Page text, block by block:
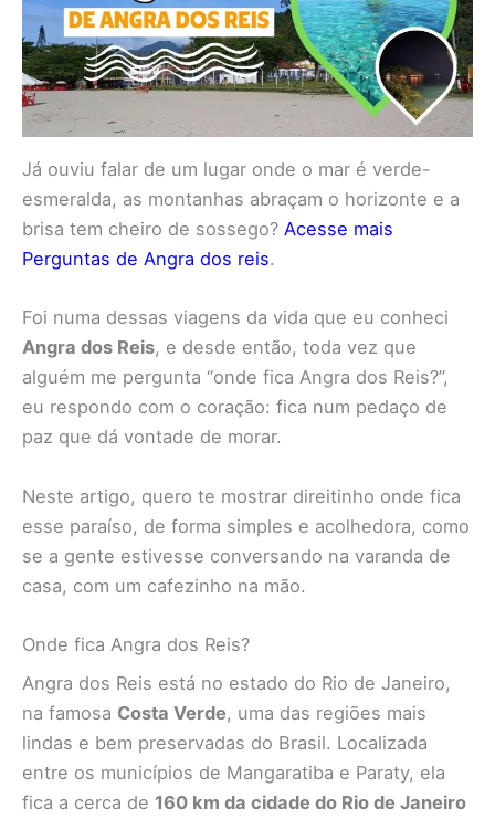
Já ouviu falar de um lugar onde o mar é verde-
esmeralda, as montanhas abraçam o horizonte e a
brisa tem cheiro de sossego? Acesse mais
Perguntas de Angra dos reis.
Foi numa dessas viagens da vida que eu conheci
Angra dos Reis, e desde então, toda vez que
alguém me pergunta “onde fica Angra dos Reis?”,
eu respondo com o coração: fica num pedaço de
paz que dá vontade de morar.
Neste artigo, quero te mostrar direitinho onde fica
esse paraíso, de forma simples e acolhedora, como
se a gente estivesse conversando na varanda de
casa, com um cafezinho na mão.
Onde fica Angra dos Reis?
Angra dos Reis está no estado do Rio de Janeiro,
na famosa Costa Verde, uma das regiões mais
lindas e bem preservadas do Brasil. Localizada
entre os municípios de Mangaratiba e Paraty, ela
fica a cerca de 160 km da cidade do Rio de Janeiro